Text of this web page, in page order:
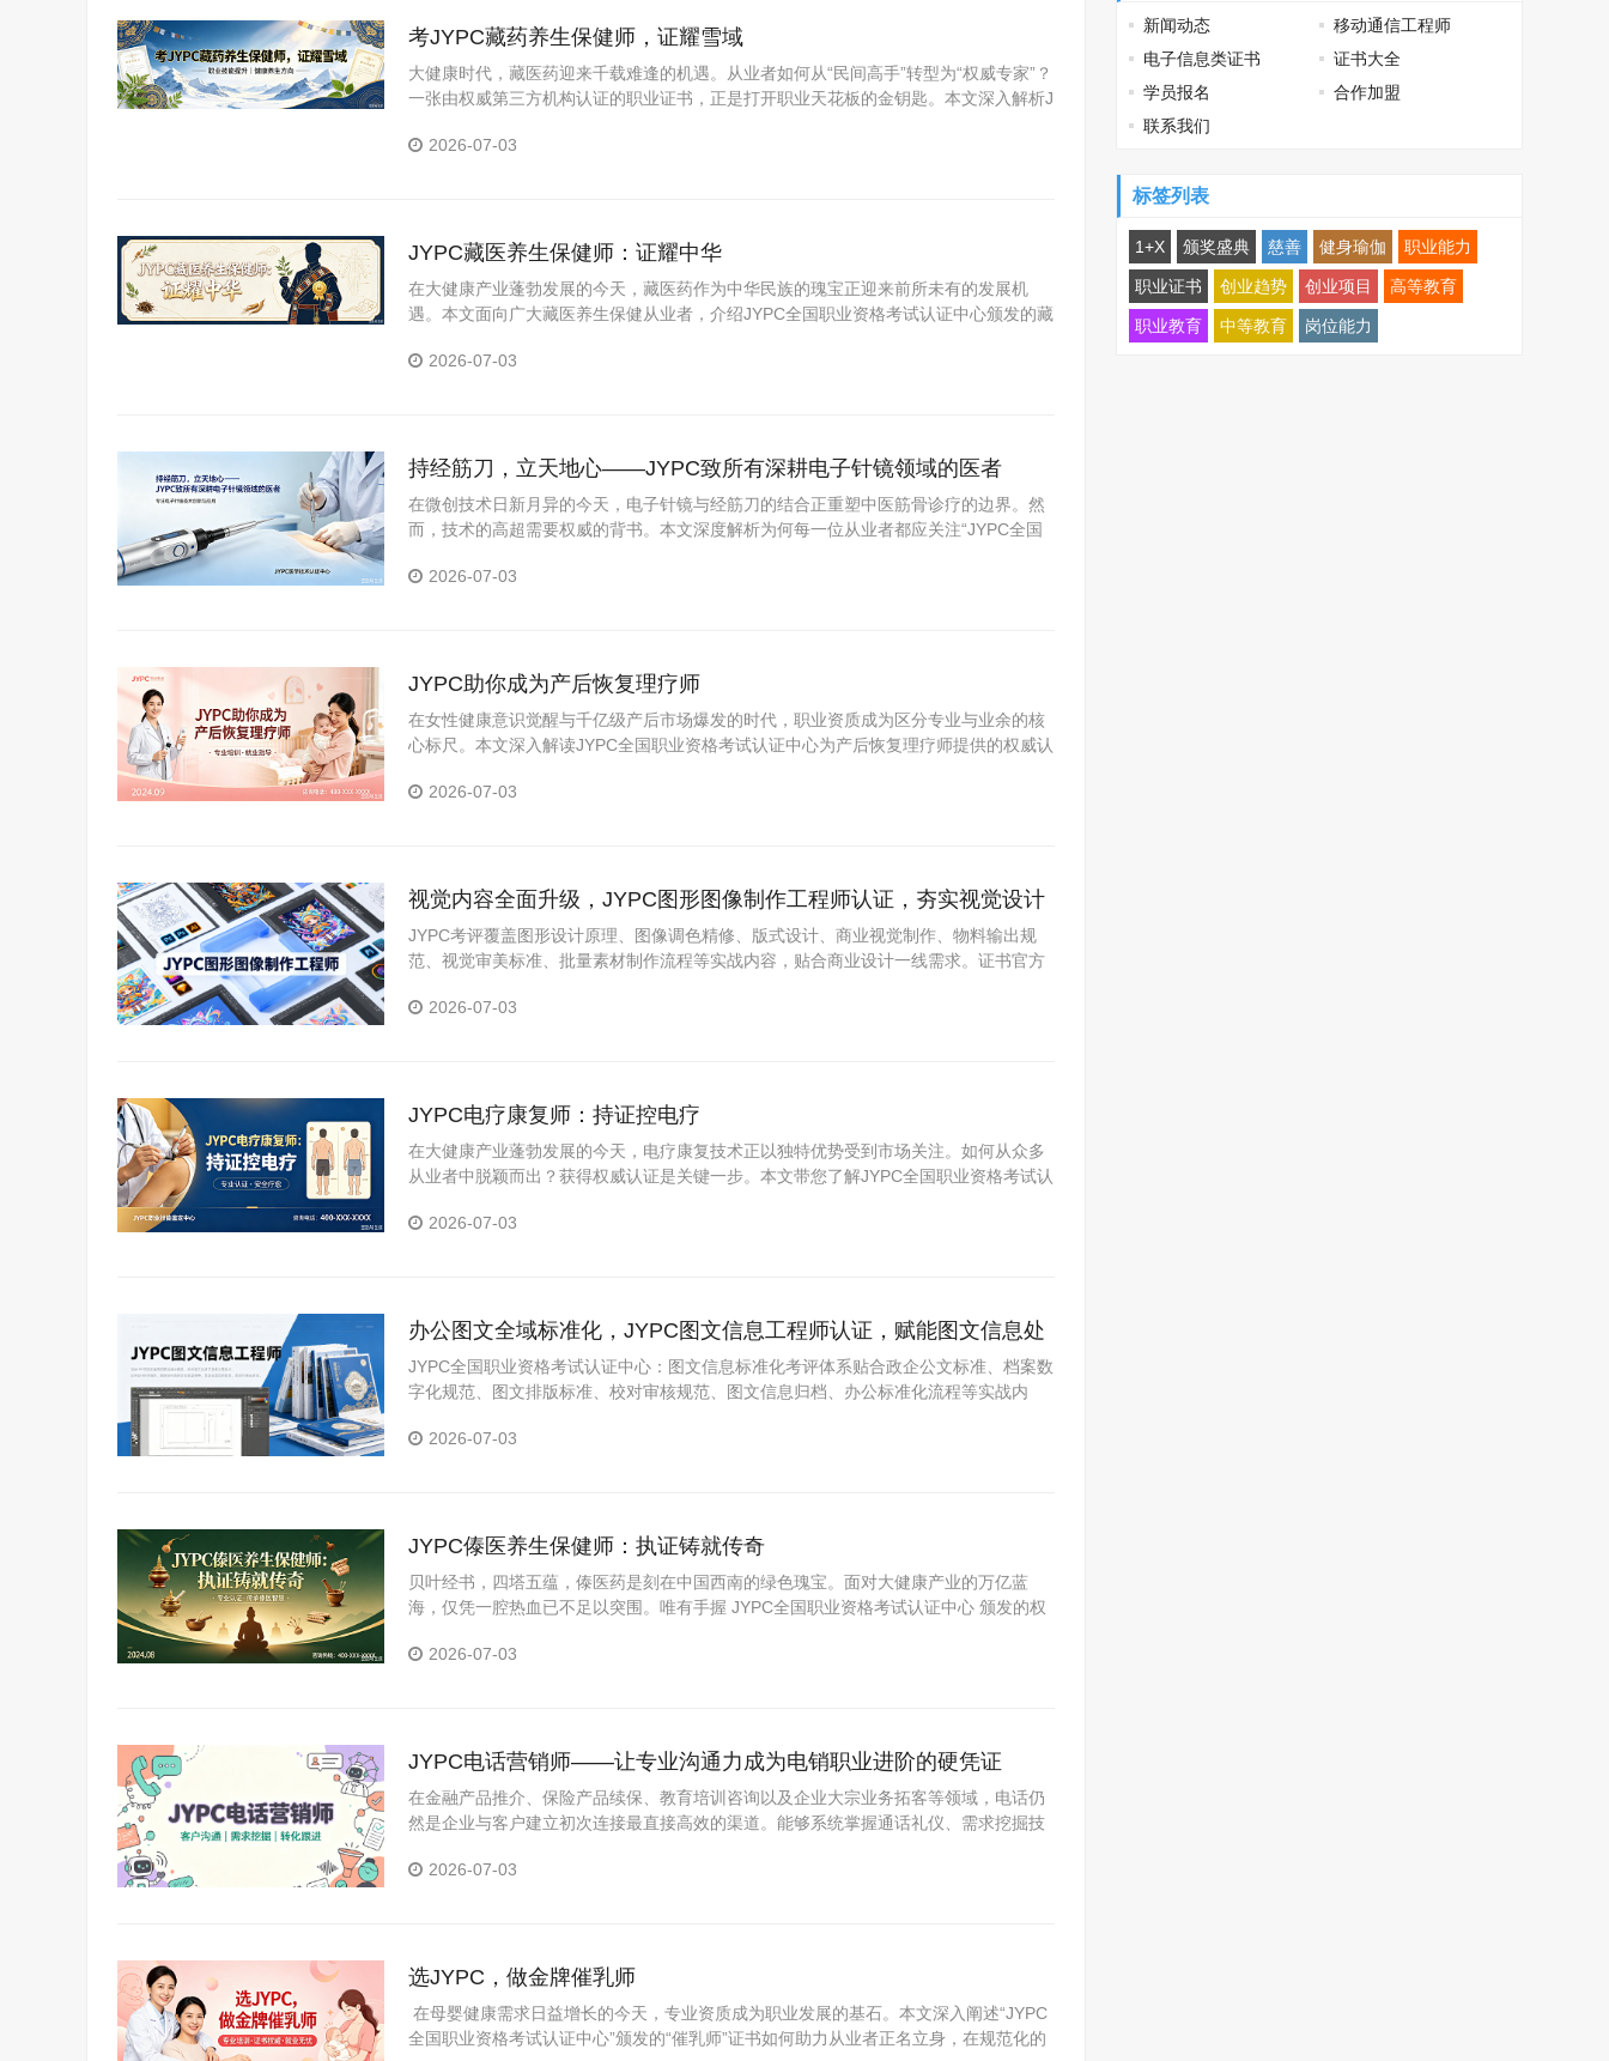
考JYPC藏药养生保健师，证耀雪域
大健康时代，藏医药迎来千载难逢的机遇。从业者如何从“民间高手”转型为“权威专家”？
一张由权威第三方机构认证的职业证书，正是打开职业天花板的金钥匙。本文深入解析J
2026-07-03
JYPC藏医养生保健师：证耀中华
在大健康产业蓬勃发展的今天，藏医药作为中华民族的瑰宝正迎来前所未有的发展机
遇。本文面向广大藏医养生保健从业者，介绍JYPC全国职业资格考试认证中心颁发的藏
2026-07-03
持经筋刀，立天地心——JYPC致所有深耕电子针镜领域的医者
在微创技术日新月异的今天，电子针镜与经筋刀的结合正重塑中医筋骨诊疗的边界。然
而，技术的高超需要权威的背书。本文深度解析为何每一位从业者都应关注“JYPC全国
2026-07-03
JYPC助你成为产后恢复理疗师
在女性健康意识觉醒与千亿级产后市场爆发的时代，职业资质成为区分专业与业余的核
心标尺。本文深入解读JYPC全国职业资格考试认证中心为产后恢复理疗师提供的权威认
2026-07-03
视觉内容全面升级，JYPC图形图像制作工程师认证，夯实视觉设计
职场硬资质
JYPC考评覆盖图形设计原理、图像调色精修、版式设计、商业视觉制作、物料输出规
范、视觉审美标准、批量素材制作流程等实战内容，贴合商业设计一线需求。证书官方
2026-07-03
JYPC电疗康复师：持证控电疗
在大健康产业蓬勃发展的今天，电疗康复技术正以独特优势受到市场关注。如何从众多
从业者中脱颖而出？获得权威认证是关键一步。本文带您了解JYPC全国职业资格考试认
展。2026-07-03
办公图文全域标准化，JYPC图文信息工程师认证，赋能图文信息处
理人才规范进阶
JYPC全国职业资格考试认证中心：图文信息标准化考评体系贴合政企公文标准、档案数
字化规范、图文排版标准、校对审核规范、图文信息归档、办公标准化流程等实战内
适用于求职、晋升、档案项目配套、学分认定等
2026-07-03
JYPC傣医养生保健师：执证铸就传奇
贝叶经书，四塔五蕴，傣医药是刻在中国西南的绿色瑰宝。面对大健康产业的万亿蓝
海，仅凭一腔热血已不足以突围。唯有手握 JYPC全国职业资格考试认证中心 颁发的权
2026-07-03
JYPC电话营销师——让专业沟通力成为电销职业进阶的硬凭证
在金融产品推介、保险产品续保、教育培训咨询以及企业大宗业务拓客等领域，电话仍
然是企业与客户建立初次连接最直接高效的渠道。能够系统掌握通话礼仪、需求挖掘技
销部及大型企业的客户开发团队中备受重视。
2026-07-03
选JYPC，做金牌催乳师
在母婴健康需求日益增长的今天，专业资质成为职业发展的基石。本文深入阐述“JYPC
全国职业资格考试认证中心”颁发的“催乳师”证书如何助力从业者正名立身，在规范化的
新闻动态
移动通信工程师
电子信息类证书
证书大全
学员报名
合作加盟
联系我们
标签列表
1+X 颁奖盛典 慈善 健身瑜伽 职业能力
职业证书 创业趋势 创业项目 高等教育
职业教育 中等教育 岗位能力